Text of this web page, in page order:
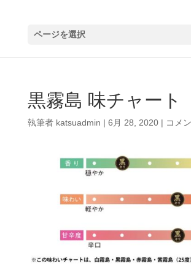
ページを選択
黒霧島 味チャート
執筆者 katsuadmin | 6月 28, 2020| コメ